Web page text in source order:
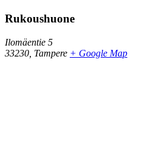
Rukoushuone
Ilomäentie 5
33230 Tampere + Google Map